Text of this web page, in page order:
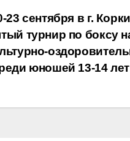
23 сентября в г.
турнир по боксу
юношей 13-14 лет